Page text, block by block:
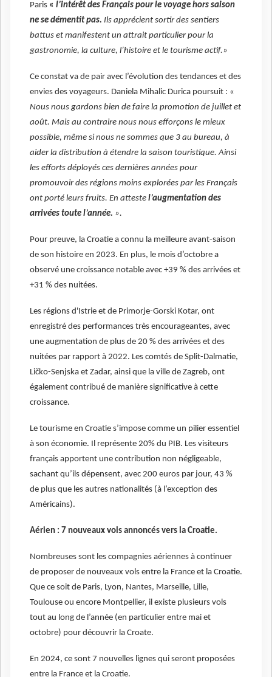
Paris « l’intérêt des Français pour le voyage hors saison
ne se démentit pas. Ils apprécient sortir des sentiers
battus et manifestent un attrait particulier pour la
gastronomie, la culture, l’histoire et le tourisme actif.»
Ce constat va de pair avec l’évolution des tendances et des
envies des voyageurs. Daniela Mihalic Durica poursuit : «
Nous nous gardons bien de faire la promotion de juillet et
août. Mais au contraire nous nous efforçons le mieux
possible, même si nous ne sommes que 3 au bureau, à
aider la distribution à étendre la saison touristique. Ainsi
les efforts déployés ces dernières années pour
promouvoir des régions moins explorées par les Français
ont porté leurs fruits. En atteste l’augmentation des
arrivées toute l’année. ».
Pour preuve, la Croatie a connu la meilleure avant-saison
de son histoire en 2023. En plus, le mois d’octobre a
observé une croissance notable avec +39 % des arrivées et
+31 % des nuitées.
Les régions d'Istrie et de Primorje-Gorski Kotar, ont
enregistré des performances très encourageantes, avec
une augmentation de plus de 20 % des arrivées et des
nuitées par rapport à 2022. Les comtés de Split-Dalmatie,
Ličko-Senjska et Zadar, ainsi que la ville de Zagreb, ont
également contribué de manière significative à cette
croissance.
Le tourisme en Croatie s’impose comme un pilier essentiel
à son économie. Il représente 20% du PIB. Les visiteurs
français apportent une contribution non négligeable,
sachant qu’ils dépensent, avec 200 euros par jour, 43 %
de plus que les autres nationalités (à l’exception des
Américains).
Aérien : 7 nouveaux vols annoncés vers la Croatie.
Nombreuses sont les compagnies aériennes à continuer
de proposer de nouveaux vols entre la France et la Croatie.
Que ce soit de Paris, Lyon, Nantes, Marseille, Lille,
Toulouse ou encore Montpellier, il existe plusieurs vols
tout au long de l’année (en particulier entre mai et
octobre) pour découvrir la Croate.
En 2024, ce sont 7 nouvelles lignes qui seront proposées
entre la France et la Croatie.